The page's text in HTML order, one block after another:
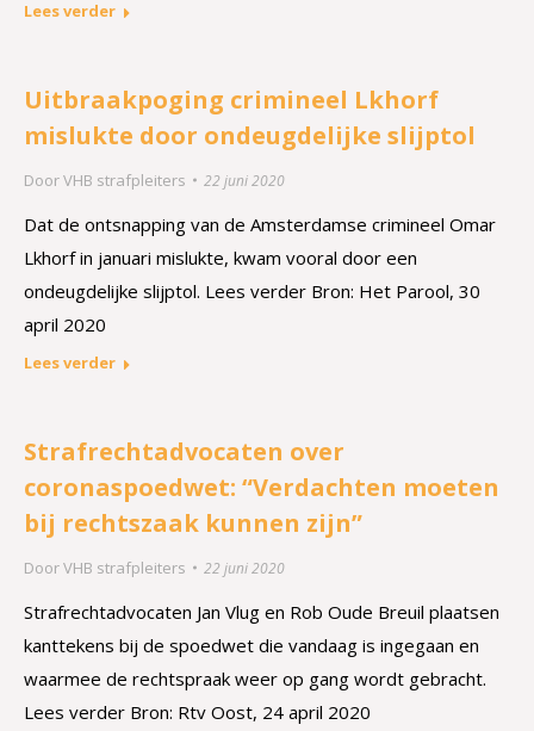
Lees verder
Uitbraakpoging crimineel Lkhorf
mislukte door ondeugdelijke slijptol
DoorVHB strafpleiters 22 juni 2020
Dat de ontsnapping van de Amsterdamse crimineel Omar
Lkhorf in januari mislukte, kwam vooral door een
ondeugdelijke slijptol. Lees verder Bron: Het Parool, 30
april 2020
Lees verder
Strafrechtadvocaten over
coronaspoedwet: “Verdachten moeten
bij rechtszaak kunnen zijn”
DoorVHB strafpleiters 22 juni 2020
Strafrechtadvocaten Jan Vlug en Rob Oude Breuil plaatsen
kanttekens bij de spoedwet die vandaag is ingegaan en
waarmee de rechtspraak weer op gang wordt gebracht.
Lees verder Bron: Rtv Oost, 24 april 2020